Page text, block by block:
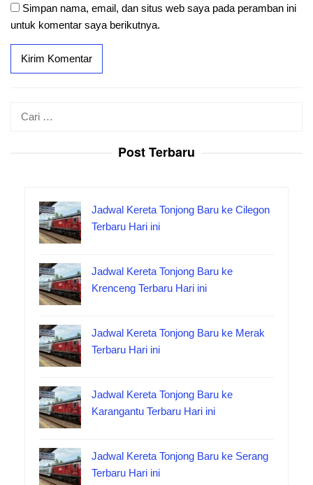
Simpan nama, email, dan situs web saya pada peramban ini
untuk komentar saya berikutnya.
Post Terbaru
Jadwal Kereta Tonjong Baru ke Cilegon
Terbaru Hari ini
Jadwal Kereta Tonjong Baru ke
Krenceng Terbaru Hari ini
Jadwal Kereta Tonjong Baru ke Merak
Terbaru Hari ini
Jadwal Kereta Tonjong Baru ke
Karangantu Terbaru Hari ini
Jadwal Kereta Tonjong Baru ke Serang
Terbaru Hari ini